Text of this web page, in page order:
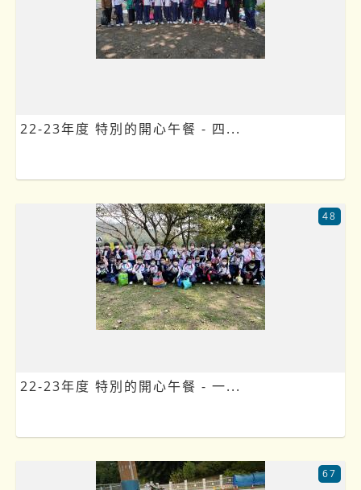
22-23年度 特別的開心午餐 - 四...
22-23年度 特別的開心午餐 - 一...
48
67